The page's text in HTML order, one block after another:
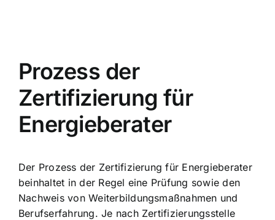
Prozess der
Zertifizierung für
Energieberater
Der Prozess der Zertifizierung für Energieberater
beinhaltet in der Regel eine Prüfung sowie den
Nachweis von Weiterbildungsmaßnahmen und
Berufserfahrung. Je nach Zertifizierungsstelle